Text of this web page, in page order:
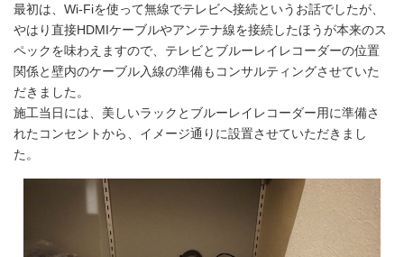
最初は、Wi-Fiを使って無線でテレビへ接続というお話でしたが、
やはり直接HDMIケーブルやアンテナ線を接続したほうが本来のス
ペックを味わえますので、テレビとブルーレイレコーダーの位置
関係と壁内のケーブル入線の準備もコンサルティングさせていた
だきました。
施工当日には、美しいラックとブルーレイレコーダー用に準備さ
れたコンセントから、イメージ通りに設置させていただきまし
た。